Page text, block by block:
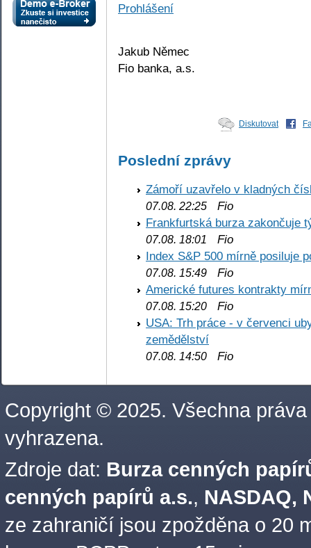
Prohlášení
Jakub Němec
Fio banka, a.s.
Diskutovat
Poslední zprávy
Zámoří uzavřelo v kladných
07.08. 22:25 Fio
Frankfurtská burza zakončuje
07.08. 18:01
Fio
Index S&P 500 mírně posiluje
07.08. 15:49 Fio
Americké futures kontrakty
07.08. 15:20 Fio
USA: Trh práce - v červenci
zemědělství
07.08. 14:50 Fio
Copyright © 2025. Všechna práva
vyhrazena.
Zdroje dat: Burza cenných
cenných papírů a.s., NASDAQ,
ze zahraničí jsou zpožděna o 20